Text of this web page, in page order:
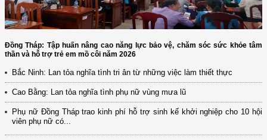
Đồng Tháp: Tập huấn nâng cao năng lực bảo vệ, chăm sóc sức khỏe tâm
thần và hỗ trợ trẻ em mồ côi năm 2026
Bắc Ninh: Lan tỏa nghĩa tình tri ân từ những việc làm thiết thực
Cao Bằng: Lan tỏa nghĩa tình phụ nữ vùng mưa lũ
Phụ nữ Đồng Tháp trao kinh phí hỗ trợ sinh kế khởi nghiệp cho 10 hội
viên phụ nữ có...